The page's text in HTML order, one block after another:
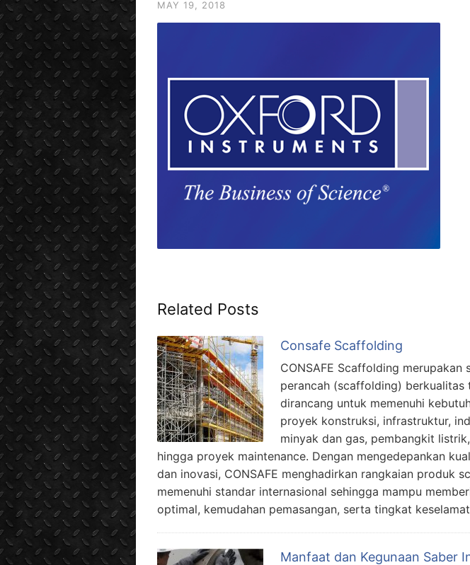
MAY 19, 2018
Related Posts
Consafe Scaffolding
CONSAFE Scaffolding merupakan
perancah (scaffolding) berkualitas
dirancang untuk memenuhi
proyek konstruksi, infrastruktur,
minyak dan gas, pembangkit
hingga proyek maintenance. Dengan mengedepankan
dan inovasi, CONSAFE menghadirkan rangkaian produk
memenuhi standar internasional sehingga mampu
optimal, kemudahan pemasangan, serta tingkat
Manfaat dan Kegunaan Saber